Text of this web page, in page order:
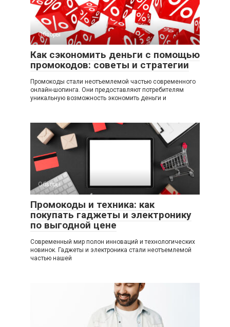
Обзоры
Как сэкономить деньги с помощью
промокодов: советы и стратегии
Промокоды стали неотъемлемой частью современного
онлайн-шопинга. Они предоставляют потребителям
уникальную возможность экономить деньги и
Обзоры
Промокоды и техника: как
покупать гаджеты и электронику
по выгодной цене
Современный мир полон инноваций и технологических
новинок. Гаджеты и электроника стали неотъемлемой
частью нашей